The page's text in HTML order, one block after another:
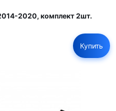
2020, комплект 2шт.
Купить